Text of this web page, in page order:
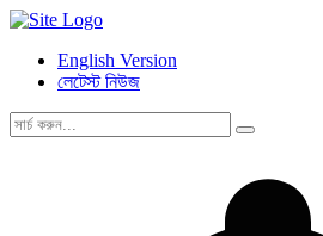
English Version
লেটেস্ট নিউজ